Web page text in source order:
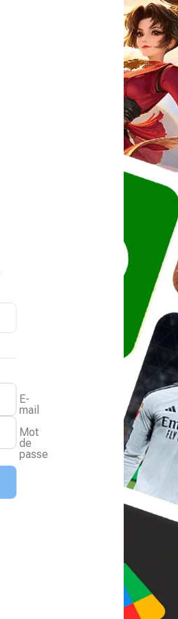
E-
mail
Mot
de
passe